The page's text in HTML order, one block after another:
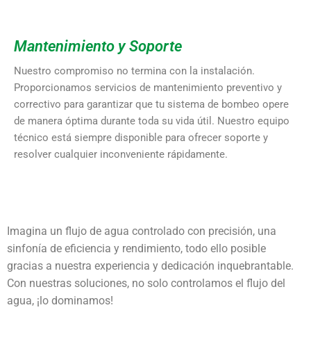
Mantenimiento y Soporte
Nuestro compromiso no termina con la instalación.
Proporcionamos servicios de mantenimiento preventivo y
correctivo para garantizar que tu sistema de bombeo opere
de manera óptima durante toda su vida útil. Nuestro equipo
técnico está siempre disponible para ofrecer soporte y
resolver cualquier inconveniente rápidamente.
Imagina un flujo de agua controlado con precisión, una
sinfonía de eficiencia y rendimiento, todo ello posible
gracias a nuestra experiencia y dedicación inquebrantable.
Con nuestras soluciones, no solo controlamos el flujo del
agua, ¡lo dominamos!